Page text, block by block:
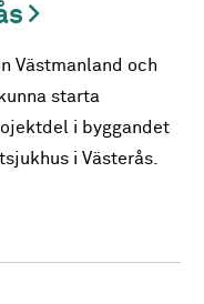
Västmanland och
starta
i byggandet
i Västerås.